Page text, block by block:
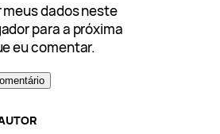
meus dados neste
para a próxima
eu comentar.